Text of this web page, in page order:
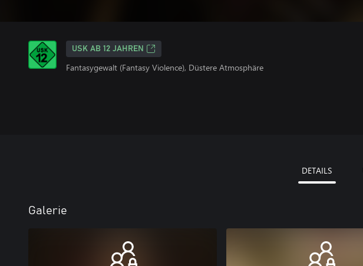
USK AB 12 JAHREN
Fantasygewalt (Fantasy Violence), Düstere Atmosphäre
DETAILS
Galerie